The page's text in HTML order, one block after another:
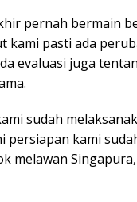
pernah bermain
kami pasti ada
evaluasi juga
sudah
persiapan kami
melawan